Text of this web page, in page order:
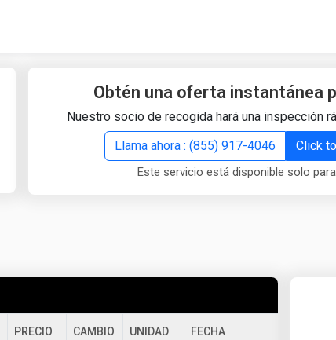
Obtén una oferta instantánea
Nuestro socio de recogida hará una inspección
Llama ahora : (855) 917-4046
Click
Este servicio está disponible solo para
PRECIO CAMBIO UNIDAD FECHA